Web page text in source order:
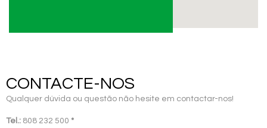
CONTACTE-NOS
Qualquer dúvida ou questão não hesite em contactar-nos!
Tel.: 808 232 500 *